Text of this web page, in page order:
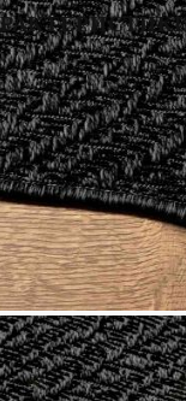
за мръсотия и
материал:
мебели. Той е
от
на естествена
оставете да
лесно
на